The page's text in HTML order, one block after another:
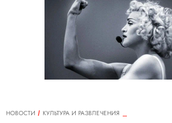
НОВОСТИ
КУЛЬТУРА И РАЗВЛЕЧЕНИЯ